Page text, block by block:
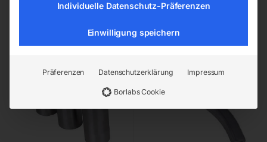
Individuelle Datenschutz-Präferenzen
Einwilligung speichern
Präferenzen Datenschutzerklärung Impressum
Borlabs Cookie